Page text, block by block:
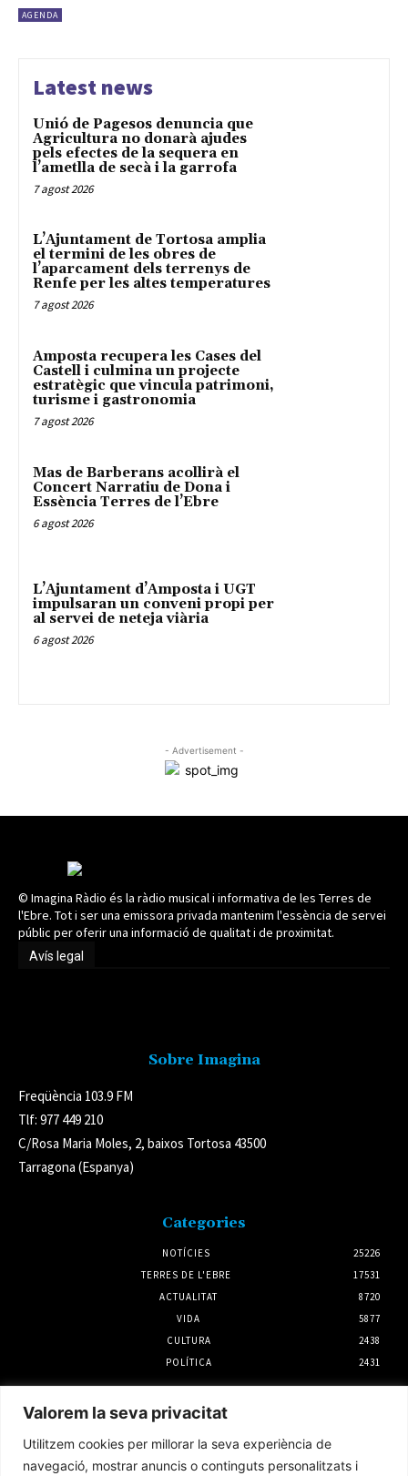
Valorem la seva privacitat
Utilitzem cookies per millorar la seva experiència de
navegació, mostrar anuncis o continguts personalitzats i
AGENDA
Latest news
Unió de Pagesos denuncia que
Agricultura no donarà ajudes
pels efectes de la sequera en
l’ametlla de secà i la garrofa
7 agost 2026
L’Ajuntament de Tortosa amplia
el termini de les obres de
l’aparcament dels terrenys de
Renfe per les altes temperatures
7 agost 2026
Amposta recupera les Cases del
Castell i culmina un projecte
estratègic que vincula patrimoni,
turisme i gastronomia
7 agost 2026
Mas de Barberans acollirà el
Concert Narratiu de Dona i
Essència Terres de l’Ebre
6 agost 2026
L’Ajuntament d’Amposta i UGT
impulsaran un conveni propi per
al servei de neteja viària
6 agost 2026
- Advertisement -
© Imagina Ràdio és la ràdio musical i informativa de les Terres de
l'Ebre. Tot i ser una emissora privada mantenim l'essència de servei
públic per oferir una informació de qualitat i de proximitat.
Avís legal
Sobre Imagina
Freqüència 103.9 FM
Tlf: 977 449 210
C/Rosa Maria Moles, 2, baixos Tortosa 43500
Tarragona (Espanya)
Categories
NOTÍCIES
25226
TERRES DE L'EBRE
17531
ACTUALITAT
8720
VIDA
5877
CULTURA
2438
POLÍTICA
2431
SomRuralitats invertirà 3 milions d’euros
per impulsar la repoblació i la silvopastura a
les Terres de l’Ebre